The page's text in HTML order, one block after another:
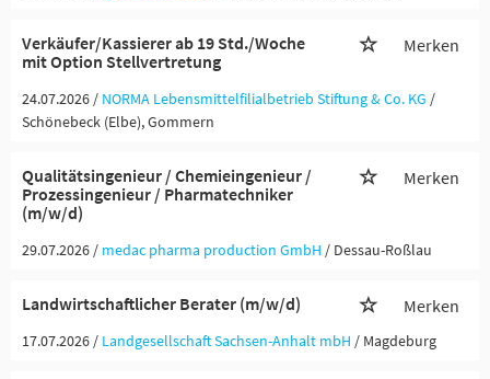
Verkäufer/Kassierer ab 19 Std./Woche
mit Option Stellvertretung
Merken
24.07.2026 / NORMA Lebensmittelfilialbetrieb Stiftung & Co. KG /
Schönebeck (Elbe), Gommern
Qualitätsingenieur / Chemieingenieur /
Prozessingenieur / Pharmatechniker
(m/w/d)
Merken
29.07.2026 / medac pharma production GmbH / Dessau-Roßlau
Landwirtschaftlicher Berater (m/w/d) Merken
17.07.2026 / Landgesellschaft Sachsen-Anhalt mbH / Magdeburg